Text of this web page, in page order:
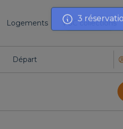
VGC collections
Logements